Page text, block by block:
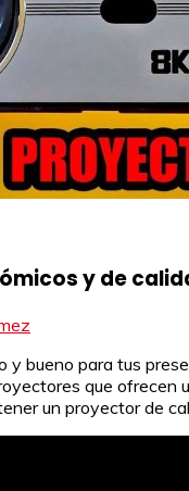
y de
bueno para tus
que
un proyector de